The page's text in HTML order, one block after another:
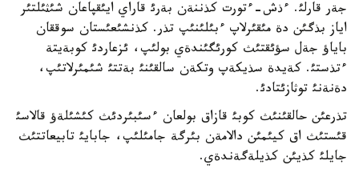
جةر قارلئ. ءذش-ءتورت كذننةن بةرئ قاراي ايئقپاعان شئثئلتئر
اياز بذگئن دة مئقئرلاپ ءبئلئنئپ تذر. كذنشئعئستان سوققان
باياؤ جةل سؤئقتئث كورئگئندةي بولئپ، ئزعاردئ كوبةيتة
ءتذستئ. كةيدة سذيكةپ وتكةن سالقئنئ بةتتئ شئمئرلاتئپ،
دةنةنئ توثازئتادئ.
تذرعئن حالقئنئث كوبئ قازاق بولعان ءسئبئردئث كئشئلةؤ قالاسئ
قئستئث اق كيئمئن دالامةن بئرگة جامئلئپ، جابايئ تابيعاتتئث
جايلئ كذيئن كذيلةگةندةي.